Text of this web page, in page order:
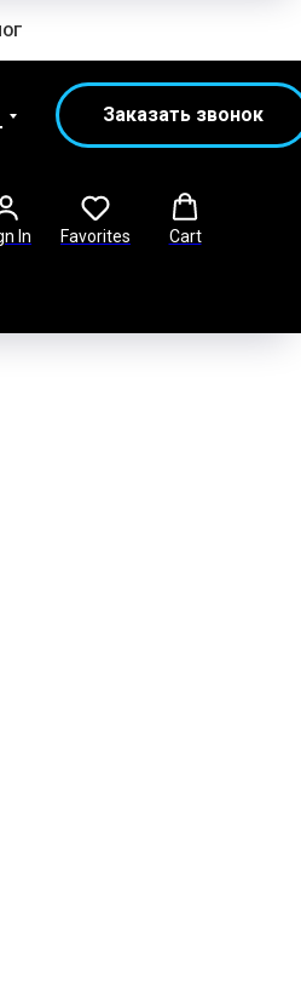
Заказать звонок
In Favorites Cart